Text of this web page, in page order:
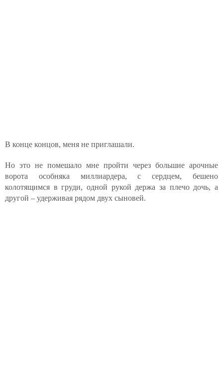
В конце концов, меня не приглашали.
Но это не помешало мне пройти через большие арочные
ворота особняка миллиардера, с сердцем, бешено
колотящимся в груди, одной рукой держа за плечо дочь, а
другой – удерживая рядом двух сыновей.